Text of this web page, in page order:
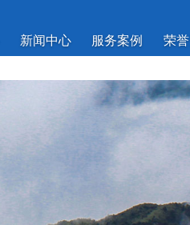
新闻中心 服务案例 荣